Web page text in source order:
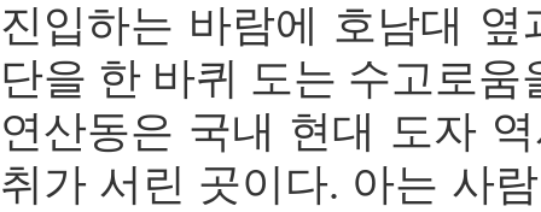
진입하는 바람에 호남대 옆
단을 한 바퀴 도는 수고로움
연산동은 국내 현대 도자
취가 서린 곳이다. 아는 사